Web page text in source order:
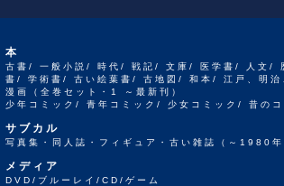
本
古書/ 一般小説/ 時代/ 戦記/ 文庫/ 医学書/ 人文/
書/ 学術書/ 古い絵葉書/ 古地図/ 和本/ 江戸、明治
漫画（全巻セット・1 ～最新刊）
少年コミック/ 青年コミック/ 少女コミック/ 昔のコ
サブカル
写真集・同人誌・フィギュア・古い雑誌（～1980年
メディア
DVD/ブルーレイ/CD/ゲーム